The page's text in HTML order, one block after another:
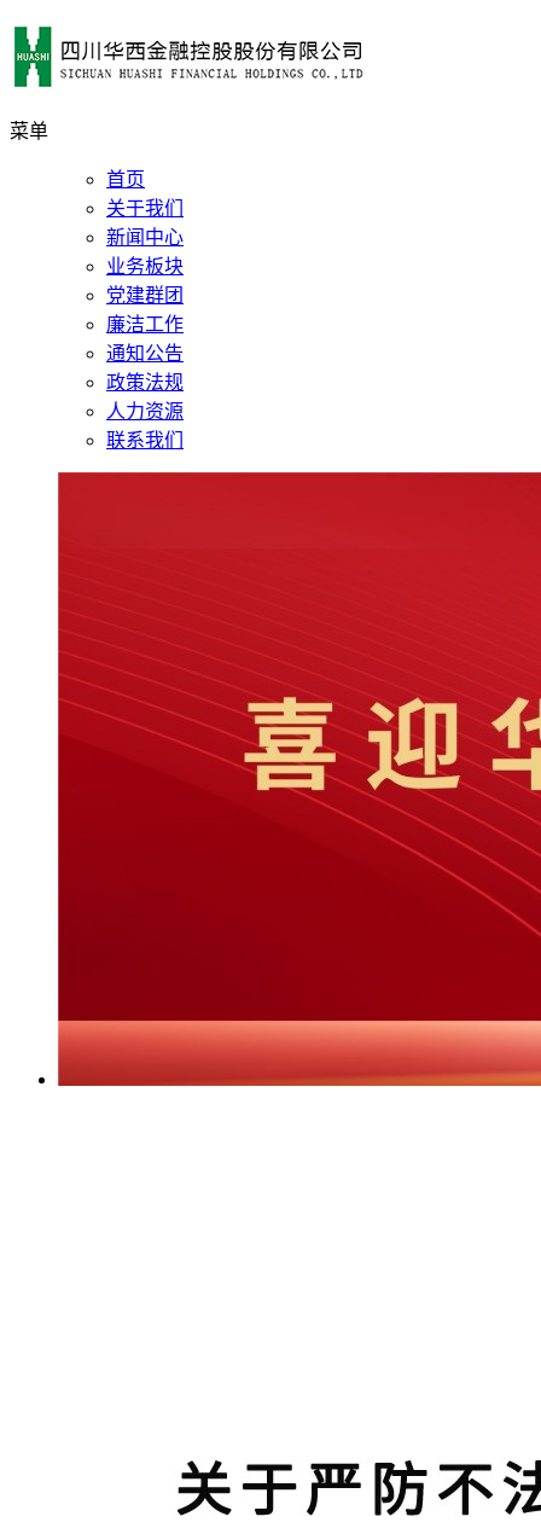
菜单
首页
关于我们
新闻中心
业务板块
党建群团
廉洁工作
通知公告
政策法规
人力资源
联系我们